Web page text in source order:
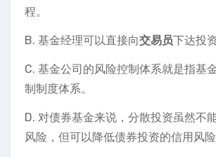
程。
B. 基金经理可以直接向交易员下达投
C. 基金公司的风险控制体系就是指基
制制度体系。
D. 对债券基金来说，分散投资虽然不
风险，但可以降低债券投资的信用风险